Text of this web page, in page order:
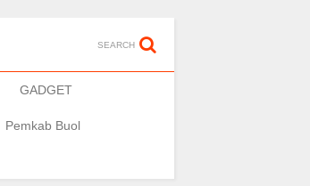
SEARCH
GADGET
Pemkab Buol